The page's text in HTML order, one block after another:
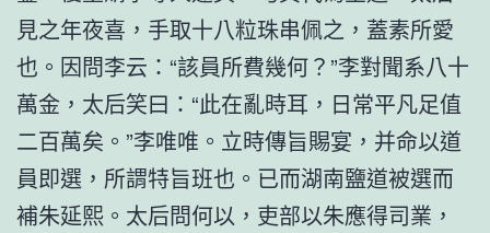
見之年夜喜，手取十八粒珠串佩之，蓋素所愛
也。因問李云：“該員所費幾何？”李對聞系八十
萬金，太后笑曰：“此在亂時耳，日常平凡足值
二百萬矣。”李唯唯。立時傳旨賜宴，并命以道
員即選，所謂特旨班也。已而湖南鹽道被選而
補朱延熙。太后問何以，吏部以朱應得司業，